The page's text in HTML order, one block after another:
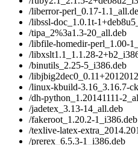
/liberror-perl_0.17-
/libssl-doc_1.0.1t-
/tipa_2%3a1.3-20_all.deb
/libfile-homedir-perl_1.00-
/libxslt1.1_1.1.28-
/binutils_2.25-5_i386.deb
/
/linux-kbuild-3.16_3.16.7-
/dh-python_1.20141111-
/jadetex_3.13-14_all.deb
/fakeroot_1.20.2-1_i386.deb
/texlive-latex-
/prerex_6.5.3-1_i386.deb